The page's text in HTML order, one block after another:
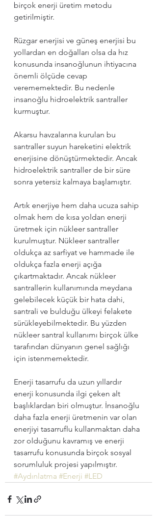
birçok enerji üretim metodu
getirilmiştir.
Rüzgar enerjisi ve güneş enerjisi bu
yollardan en doğalları olsa da hız
konusunda insanoğlunun ihtiyacına
önemli ölçüde cevap
verememektedir. Bu nedenle
insanoğlu hidroelektrik santraller
kurmuştur.
Akarsu havzalarına kurulan bu
santraller suyun hareketini elektrik
enerjisine dönüştürmektedir. Ancak
hidroelektrik santraller de bir süre
sonra yetersiz kalmaya başlamıştır.
Artık enerjiye hem daha ucuza sahip
olmak hem de kısa yoldan enerji
üretmek için nükleer santraller
kurulmuştur. Nükleer santraller
oldukça az sarfiyat ve hammade ile
oldukça fazla enerji açığa
çıkartmaktadır. Ancak nükleer
santrallerin kullanımında meydana
gelebilecek küçük bir hata dahi,
santrali ve bulduğu ülkeyi felakete
sürükleyebilmektedir. Bu yüzden
nükleer santral kullanımı birçok ülke
tarafından dünyanın genel sağlığı
için istenmemektedir.
Enerji tasarrufu da uzun yıllardır
enerji konusunda ilgi çeken alt
başlıklardan biri olmuştur. İnsanoğlu
daha fazla enerji üretmenin var olan
enerjiyi tasarruflu kullanmaktan daha
zor olduğunu kavramış ve enerji
tasarrufu konusunda birçok sosyal
sorumluluk projesi yapılmıştır.
#Aydınlatma #Enerji #LED